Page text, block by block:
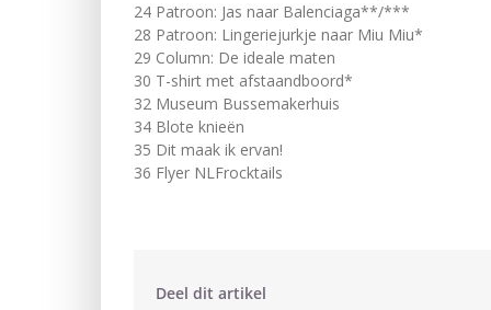
24 Patroon: Jas naar Balenciaga**/***
28 Patroon: Lingeriejurkje naar Miu Miu*
29 Column: De ideale maten
30 T-shirt met afstaandboord*
32 Museum Bussemakerhuis
34 Blote knieën
35 Dit maak ik ervan!
36 Flyer NLFrocktails
Deel dit artikel